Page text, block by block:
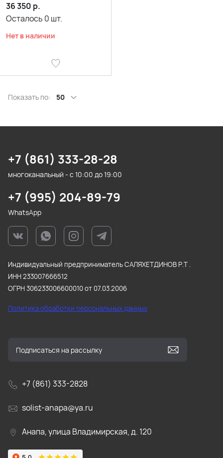
36 350 р.
Осталось 0 шт.
Нет в наличии
Показать по: 50
+7 (861) 333-28-28
многоканальный - с 10:00 до 19:00
+7 (995) 204-89-79
WhatsApp
Индивидуальный предприниматель САЛЯХЕТДИНОВ Р.Т .
ИНН 233007666512
ОГРН 306233006600010 от 07.03.2006
Политика обработки персональных данных
+7 (861) 333-2828
solist-anapa@ya.ru
Анапа, улица Владимирская, д. 120